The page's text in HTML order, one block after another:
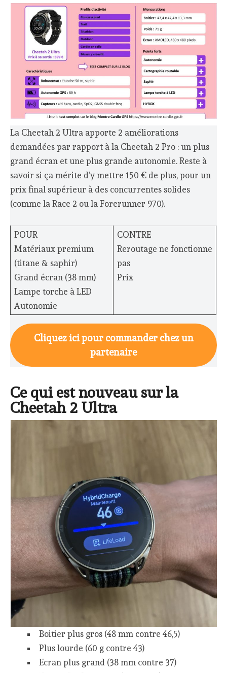
La Cheetah 2 Ultra apporte 2 améliorations
demandées par rapport à la Cheetah 2 Pro : un plus
grand écran et une plus grande autonomie. Reste à
savoir si ça mérite d’y mettre 150 € de plus, pour un
prix final supérieur à des concurrentes solides
(comme la Race 2 ou la Forerunner 970).
POUR
Matériaux premium
(titane & saphir)
Grand écran (38 mm)
Lampe torche à LED
Autonomie
CONTRE
Reroutage ne fonctionne
pas
Prix
Cliquez ici pour commander chez un
partenaire
Ce qui est nouveau sur la
Cheetah 2 Ultra
Boitier plus gros (48 mm contre 46,5)
Plus lourde (60 g contre 43)
Ecran plus grand (38 mm contre 37)